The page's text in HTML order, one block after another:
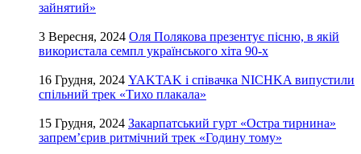
зайнятий»
3 Вересня, 2024 Оля Полякова презентує пісню, в якій
використала семпл українського хіта 90-х
16 Грудня, 2024 YAKTAK і співачка NICHKA випустили
спільний трек «Тихо плакала»
15 Грудня, 2024 Закарпатський гурт «Остра тирнина»
запрем’єрив ритмічний трек «Годину тому»